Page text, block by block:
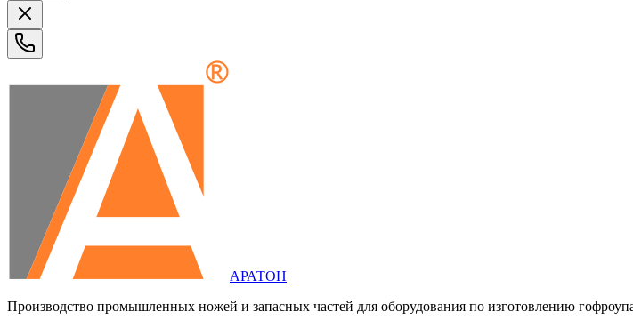
АРАТОН
Производство промышленных ножей и запасных частей для оборудования по изготовлению